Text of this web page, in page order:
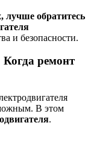
лучше обратитесь
и безопасности.
Когда ремонт
В этом
.